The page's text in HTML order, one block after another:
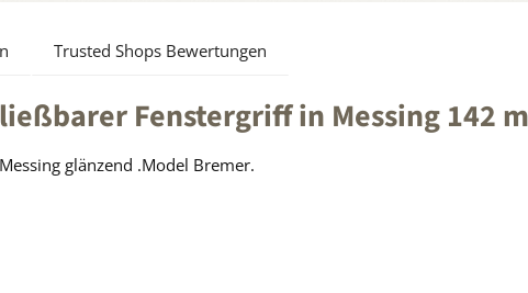
Trusted Shops Bewertungen
Fenstergriff in Messing 142
glänzend .Model Bremer.